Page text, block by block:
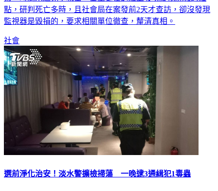
點，研判死亡多時，且社會局在案發前2天才查訪，卻沒發現
監視器是毀損的，要求相關單位徹查，釐清真相。
社會
選前淨化治安！淡水警擴檢掃蕩 一晚逮3通緝犯1毒蟲